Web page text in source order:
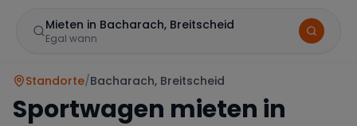
Mieten in Bacharach, Breitscheid
Egal wann
Standorte/Bacharach, Breitscheid
Sportwagen mieten in